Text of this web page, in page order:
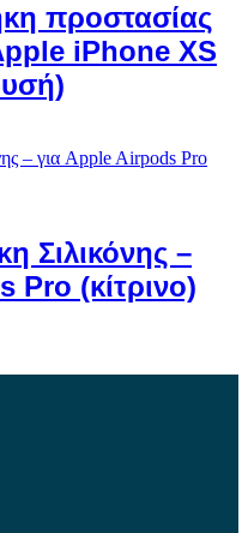
προστασίας
iPhone XS
Σιλικόνης –
Pro (κίτρινο)